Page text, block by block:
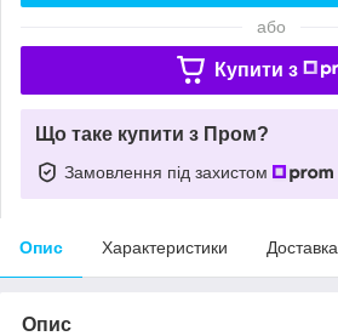
або
Купити з
Що таке купити з Пром?
Замовлення під захистом
Опис Характеристики Доставка
Опис